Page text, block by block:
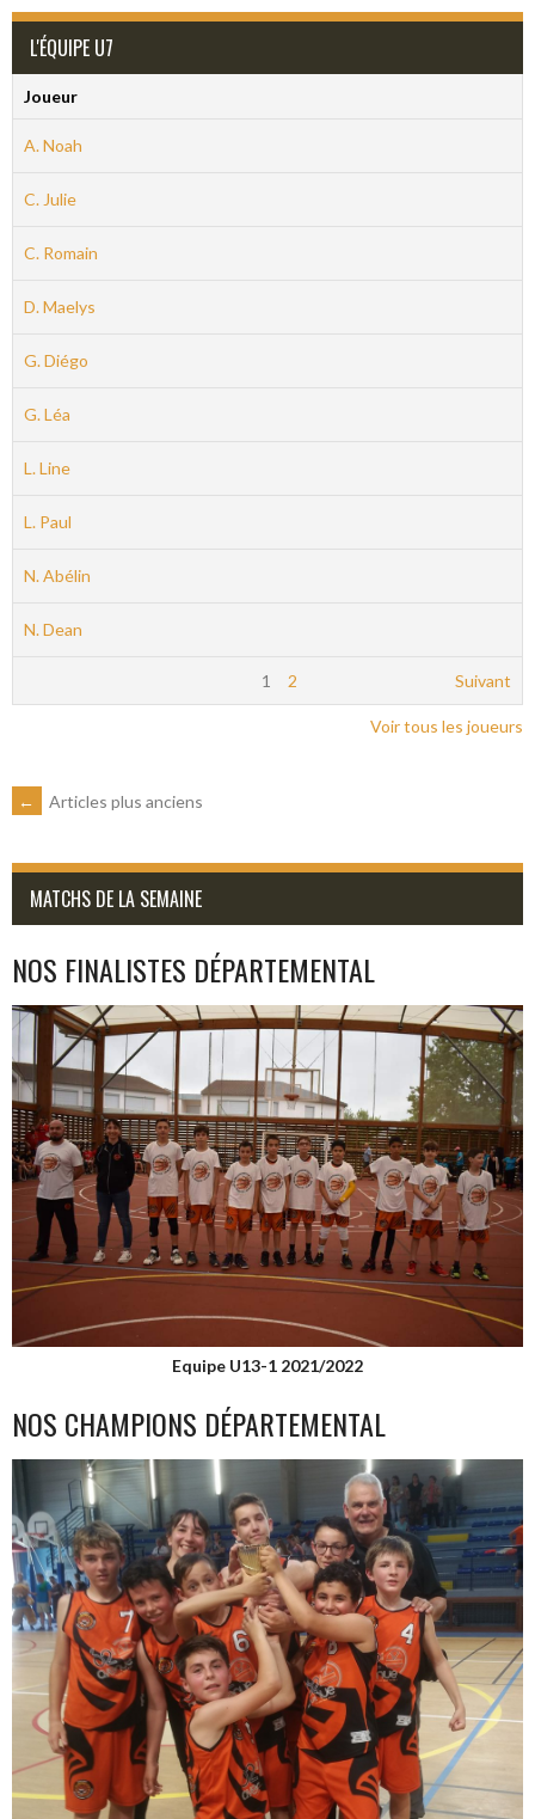
L'ÉQUIPE U7
Joueur
A. Noah
C. Julie
C. Romain
D. Maelys
G. Diégo
G. Léa
L. Line
L. Paul
N. Abélin
N. Dean
1 2 Suivant
Voir tous les joueurs
NAVIGATION
DES
ARTICLES
← Articles plus anciens
MATCHS DE LA SEMAINE
NOS FINALISTES DÉPARTEMENTAL
Equipe U13-1 2021/2022
NOS CHAMPIONS DÉPARTEMENTAL